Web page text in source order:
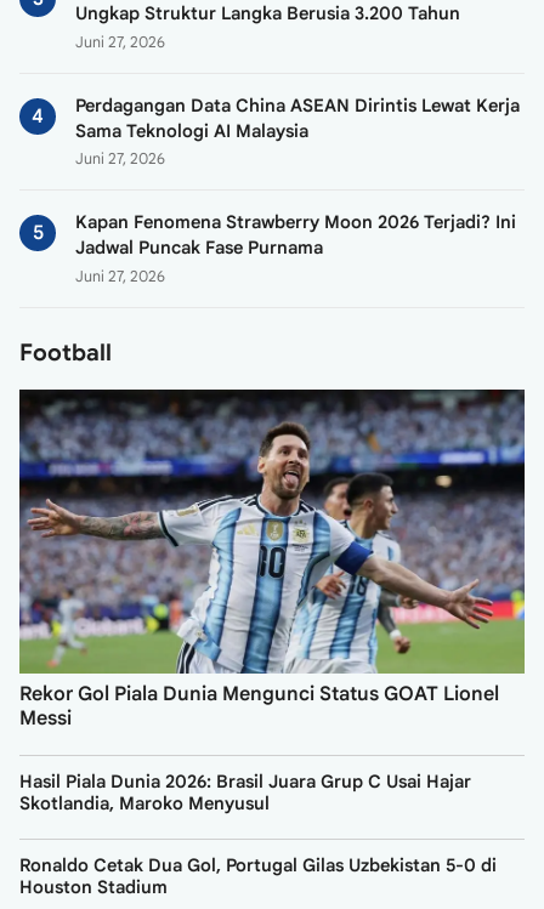
Ungkap Struktur Langka Berusia 3.200 Tahun
Juni 27, 2026
Perdagangan Data China ASEAN Dirintis Lewat Kerja
Sama Teknologi AI Malaysia
Juni 27, 2026
Kapan Fenomena Strawberry Moon 2026 Terjadi? Ini
Jadwal Puncak Fase Purnama
Juni 27, 2026
Football
Rekor Gol Piala Dunia Mengunci Status GOAT Lionel
Messi
Hasil Piala Dunia 2026: Brasil Juara Grup C Usai Hajar
Skotlandia, Maroko Menyusul
Ronaldo Cetak Dua Gol, Portugal Gilas Uzbekistan 5-0 di
Houston Stadium